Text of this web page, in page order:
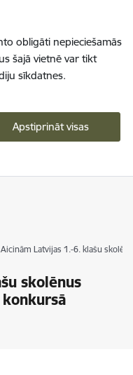
obligāti nepieciešamās
šajā vietnē var tikt
sīkdatnes.
Apstiprināt visas
Aicinām Latvijas 1.-6. klašu
skolēnus